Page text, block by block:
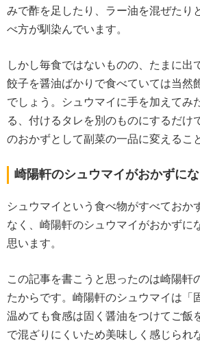
みで酢を足したり、ラー油を混ぜたり
べ方が馴染んでいます。
しかし毎食ではないものの、たまに出
餃子を醤油ばかりで食べていては当然
でしょう。シュウマイに手を加えてみ
る、付けるタレを別のものにするだけ
のおかずとして副菜の一品に変えるこ
崎陽軒のシュウマイがおかずに
シュウマイという食べ物がすべておか
なく、崎陽軒のシュウマイがおかずに
思います。
この記事を書こうと思ったのは崎陽軒
たからです。崎陽軒のシュウマイは「
温めても食感は固く醤油をつけてご飯
で混ざりにくいため美味しく感じられ